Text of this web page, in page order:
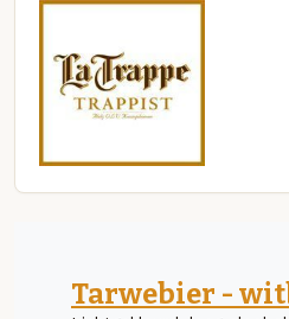
Tarwebier -